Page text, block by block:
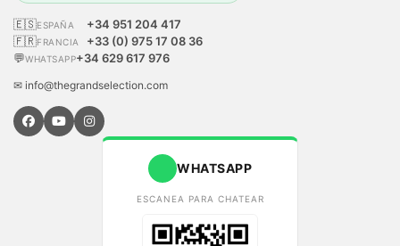
🇪🇸ESPAÑA
+34 951 204 417
🇫🇷FRANCIA
+33 (0) 975 17 08 36
💬WHATSAPP+34 629 617 976
✉ info@thegrandselection.com
WHATSAPP
ESCANEA PARA CHATEAR